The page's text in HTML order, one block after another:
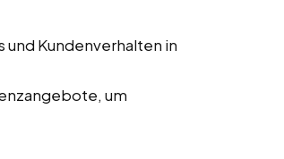
und Kundenverhalten in
um